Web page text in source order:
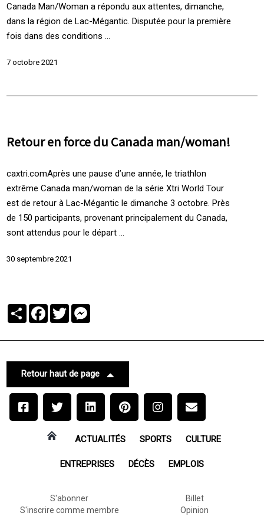
Canada Man/Woman a répondu aux attentes, dimanche,
dans la région de Lac-Mégantic. Disputée pour la première
fois dans des conditions ...
7 octobre 2021
Retour en force du Canada man/woman!
caxtri.comAprès une pause d’une année, le triathlon
extrême Canada man/woman de la série Xtri World Tour
est de retour à Lac-Mégantic le dimanche 3 octobre. Près
de 150 participants, provenant principalement du Canada,
sont attendus pour le départ ...
30 septembre 2021
PartagerFacebook
Twitter
Retour haut de page
ACTUALITÉS SPORTS CULTURE
ENTREPRISES DÉCÈS EMPLOIS
S'abonner
S'inscrire comme membre
Billet
Opinion